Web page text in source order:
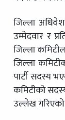
जिल्ला
उम्मेदवार र
जिल्ला
जिल्ला
पार्टी सदस्य
कमिटीको
उल्लेख